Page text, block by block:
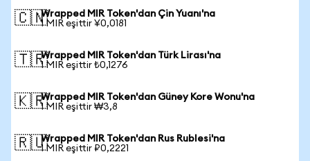
🇨🇳Wrapped MIR Token'dan Çin Yuanı'na
1 MIR eşittir ¥0,0181
🇹🇷Wrapped MIR Token'dan Türk Lirası'na
1 MIR eşittir ₺0,1276
🇰🇷Wrapped MIR Token'dan Güney Kore Wonu'na
1 MIR eşittir ₩3,8
🇷🇺Wrapped MIR Token'dan Rus Rublesi'na
1 MIR eşittir ₽0,2221